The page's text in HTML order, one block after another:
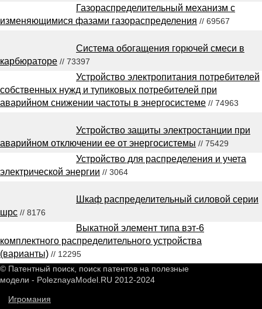
Газораспределительный механизм с
изменяющимися фазами газораспределения // 69567
Система обогащения горючей смеси в
карбюраторе // 73397
Устройство электропитания потребителей
собственных нужд и тупиковых потребителей при
аварийном снижении частоты в энергосистеме // 74963
Устройство защиты электростанции при
аварийном отключении ее от энергосистемы // 75429
Устройство для распределения и учета
электрической энергии // 3064
Шкаф распределительный силовой серии
шрс // 8176
Выкатной элемент типа вэт-6
комплектного распределительного устройства
(варианты) // 12295
© Патентный поиск, поиск патентов на полезные
модели - PoleznayaModel.RU 2012-2024
Игромания